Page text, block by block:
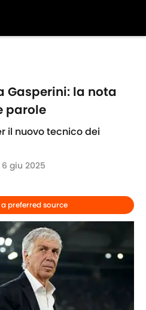
Gasperini: la nota
parole
il nuovo tecnico dei
6 giu 2025
a preferred source